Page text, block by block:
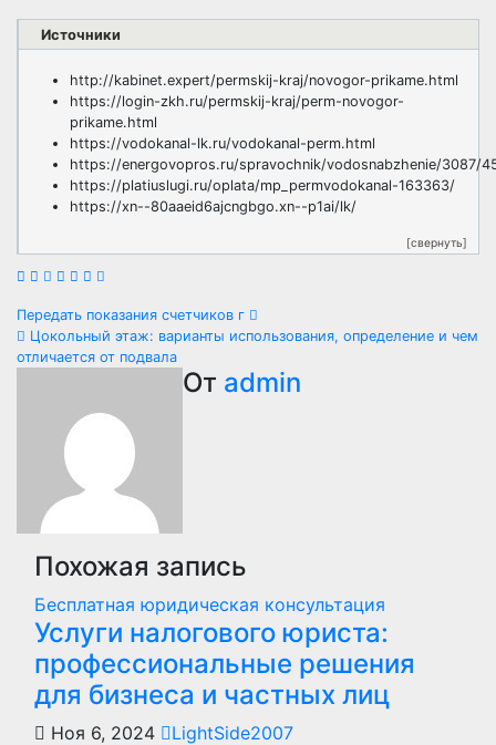
Источники
http://kabinet.expert/permskij-kraj/novogor-prikame.html
https://login-zkh.ru/permskij-kraj/perm-novogor-
prikame.html
https://vodokanal-lk.ru/vodokanal-perm.html
https://energovopros.ru/spravochnik/vodosnabzhenie/3087/
https://platiuslugi.ru/oplata/mp_permvodokanal-163363/
https://xn--80aaeid6ajcngbgo.xn--p1ai/lk/
[свернуть]
Навигация
по
записям
Передать показания счетчиков г
Цокольный этаж: варианты использования, определение и чем
отличается от подвала
От admin
Похожая запись
Бесплатная юридическая консультация
Услуги налогового юриста:
профессиональные решения
для бизнеса и частных лиц
Ноя 6, 2024
LightSide2007